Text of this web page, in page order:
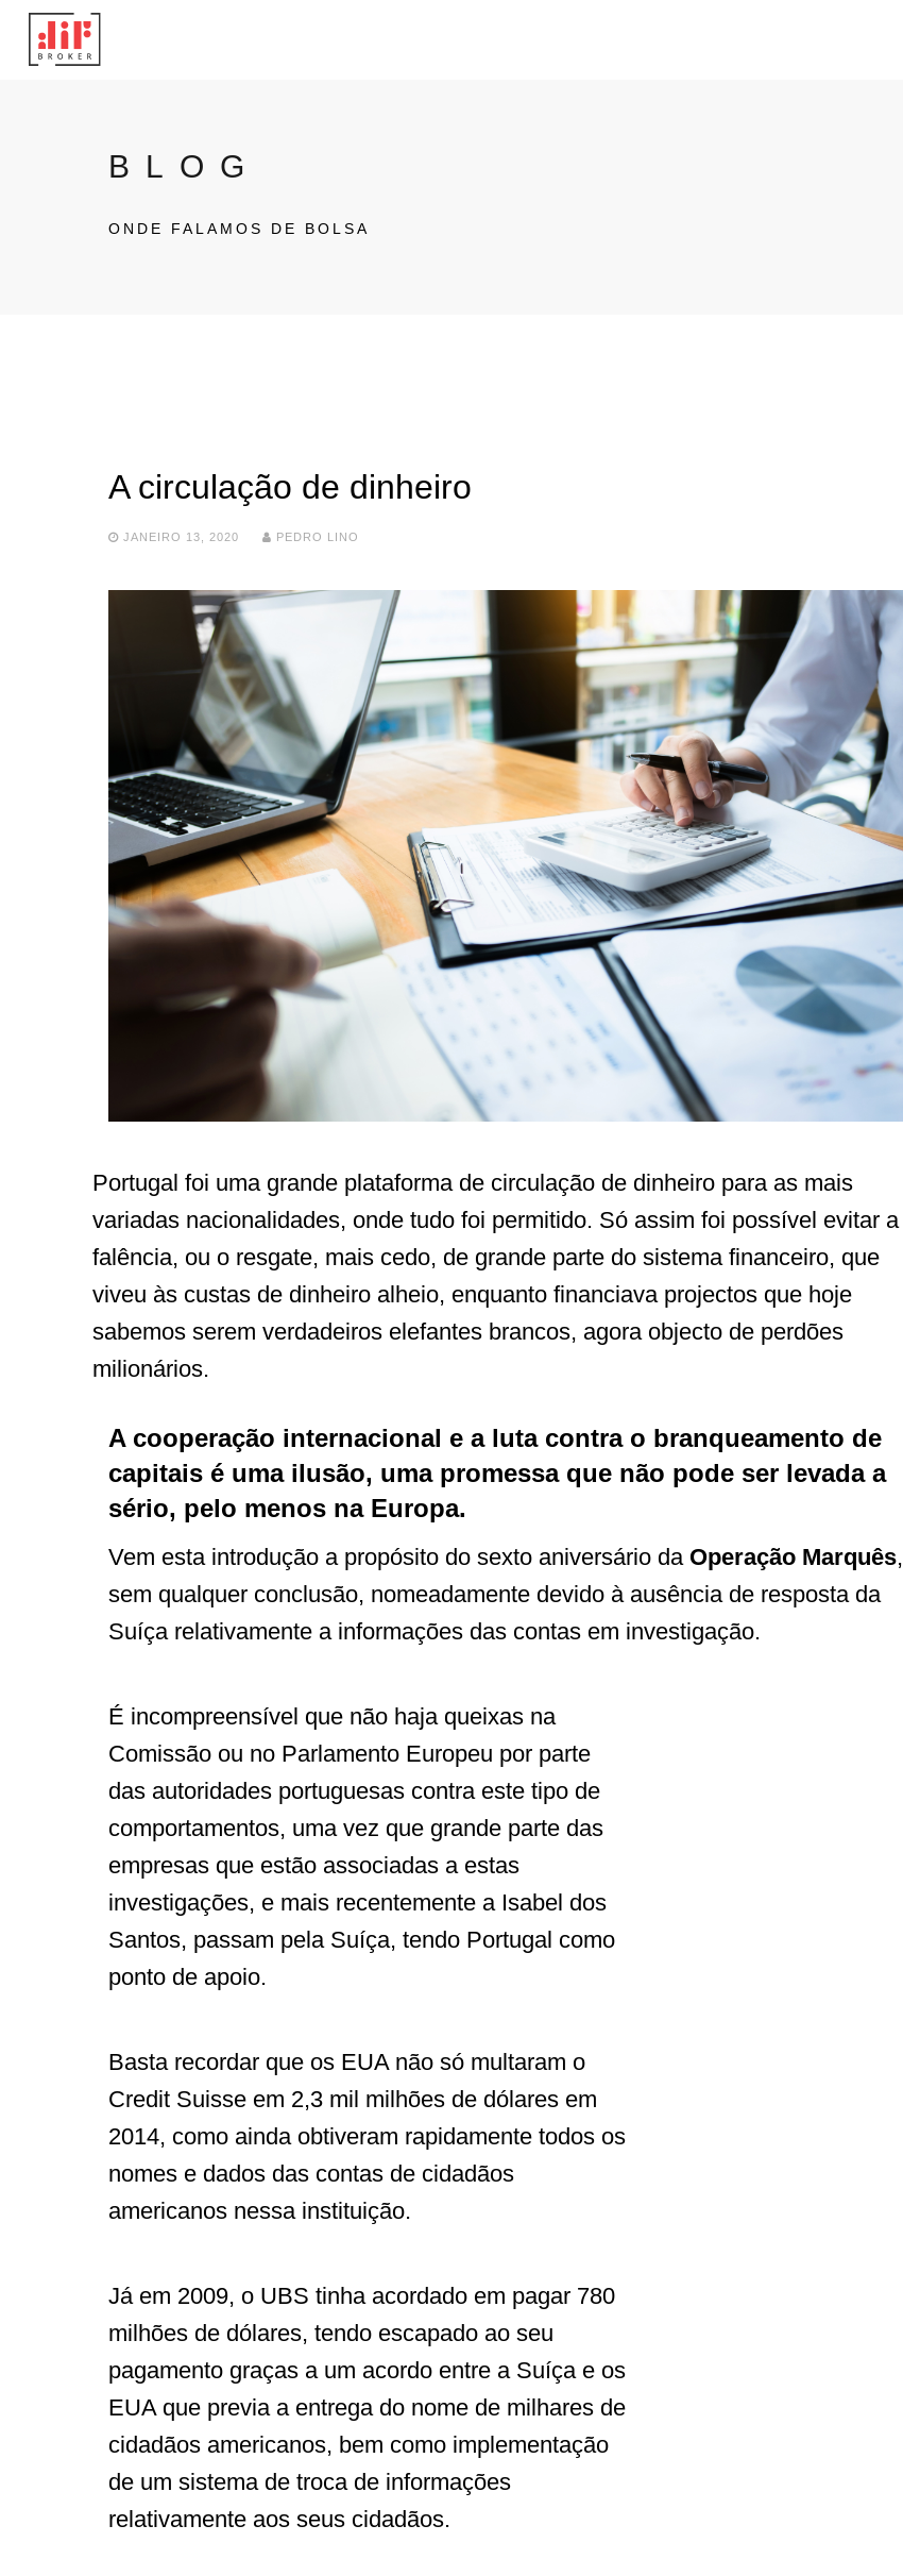
BLOG
ONDE FALAMOS DE BOLSA
A circulação de dinheiro
JANEIRO 13, 2020 PEDRO LINO
Portugal foi uma grande plataforma de circulação de dinheiro para as mais
variadas nacionalidades, onde tudo foi permitido. Só assim foi possível evitar a
falência, ou o resgate, mais cedo, de grande parte do sistema financeiro, que
viveu às custas de dinheiro alheio, enquanto financiava projectos que hoje
sabemos serem verdadeiros elefantes brancos, agora objecto de perdões
milionários.
A cooperação internacional e a luta contra o branqueamento de
capitais é uma ilusão, uma promessa que não pode ser levada a
sério, pelo menos na Europa.
Vem esta introdução a propósito do sexto aniversário da Operação Marquês,
sem qualquer conclusão, nomeadamente devido à ausência de resposta da
Suíça relativamente a informações das contas em investigação.
É incompreensível que não haja queixas na
Comissão ou no Parlamento Europeu por parte
das autoridades portuguesas contra este tipo de
comportamentos, uma vez que grande parte das
empresas que estão associadas a estas
investigações, e mais recentemente a Isabel dos
Santos, passam pela Suíça, tendo Portugal como
ponto de apoio.
Basta recordar que os EUA não só multaram o
Credit Suisse em 2,3 mil milhões de dólares em
2014, como ainda obtiveram rapidamente todos os
nomes e dados das contas de cidadãos
americanos nessa instituição.
Já em 2009, o UBS tinha acordado em pagar 780
milhões de dólares, tendo escapado ao seu
pagamento graças a um acordo entre a Suíça e os
EUA que previa a entrega do nome de milhares de
cidadãos americanos, bem como implementação
de um sistema de troca de informações
relativamente aos seus cidadãos.